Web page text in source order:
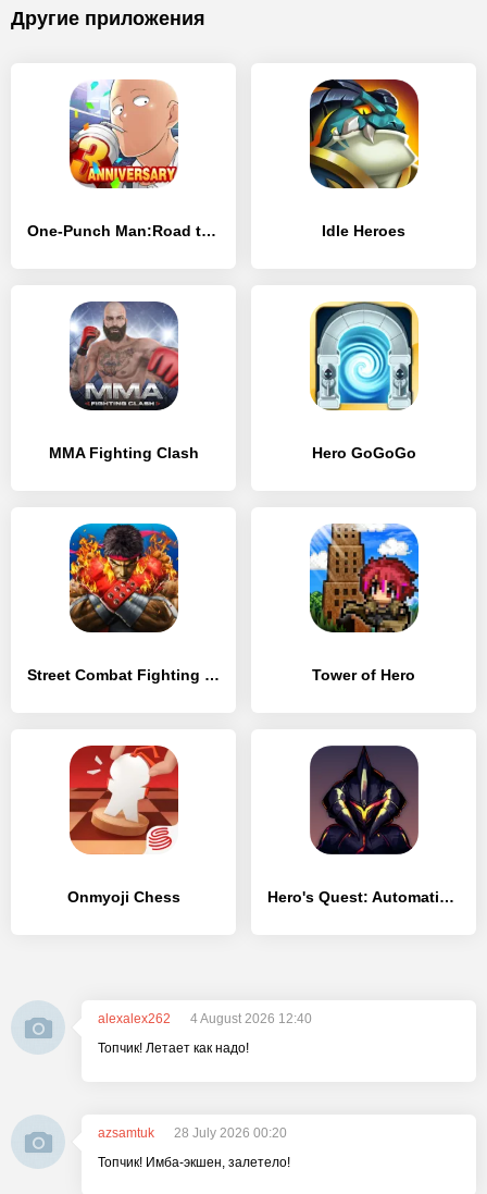
Другие приложения
One-Punch Man:Road to Hero 2.0 Idle Heroes
MMA Fighting Clash Hero GoGoGo
Street Combat Fighting – Kung Fu Attack 4 Tower of Hero
Onmyoji Chess Hero's Quest: Automatic RPG
alexalex262
4 August 2026 12:40
Топчик! Летает как надо!
azsamtuk
28 July 2026 00:20
Топчик! Имба-экшен, залетело!